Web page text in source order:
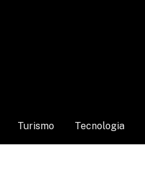
Turismo Tecnologia